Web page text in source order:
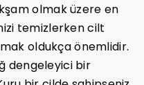
olmak üzere en
temizlerken cilt
oldukça önemlidir.
dengeleyici bir